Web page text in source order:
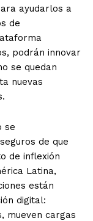
ayudarlos a
de
podrán innovar
se quedan
nuevas
se
de que
de inflexión
Latina,
están
digital:
mueven cargas